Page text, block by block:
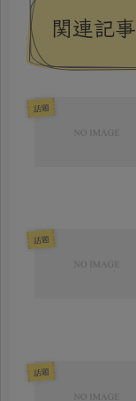
関連記事
話題
話題
話題